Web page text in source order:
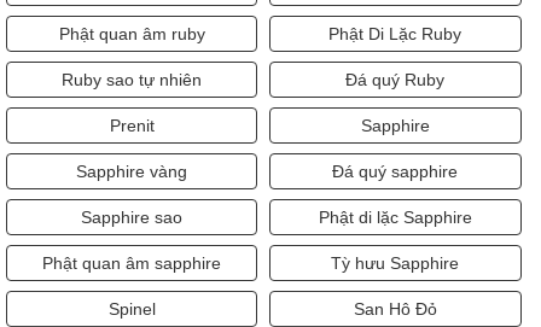
Phật quan âm ruby Phật Di Lặc Ruby
Ruby sao tự nhiên Đá quý Ruby
Prenit Sapphire
Sapphire vàng Đá quý sapphire
Sapphire sao Phật di lặc Sapphire
Phật quan âm sapphire Tỳ hưu Sapphire
Spinel San Hô Đỏ